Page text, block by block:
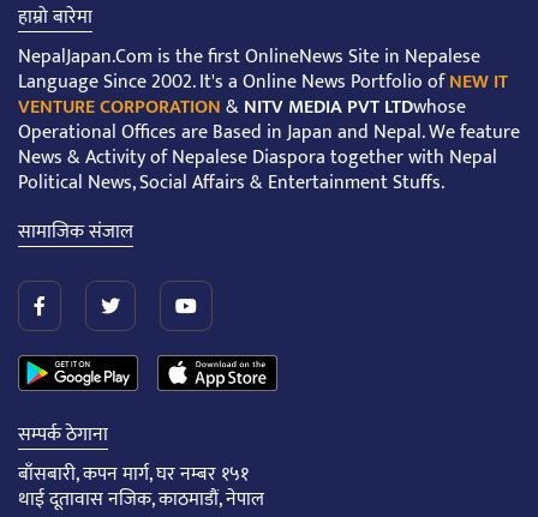
हाम्रो बारेमा
NepalJapan.Com is the first OnlineNews Site in Nepalese
Language Since 2002. It's a Online News Portfolio ofNEW IT
VENTURE CORPORATION&NITV MEDIA PVT LTDwhose
Operational Offices are Based in Japan and Nepal. We feature
News & Activity of Nepalese Diaspora together with Nepal
Political News, Social Affairs & Entertainment Stuffs.
सामाजिक संजाल
सम्पर्क ठेगाना
बाँसबारी, कपन मार्ग, घर नम्बर १५१
थाई दूतावास नजिक, काठमाडौं, नेपाल